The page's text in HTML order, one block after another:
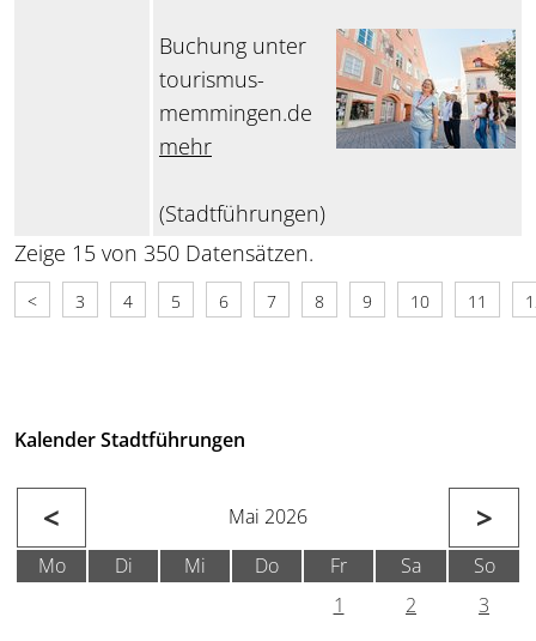
Buchung unter
tourismus-
memmingen.de
mehr
(Stadtführungen)
Zeige 15 von 350 Datensätzen.
< 3 4 5 6 7 8 9 10 11
Kalender Stadtführungen
< Mai 2026 >
Mo Di Mi Do Fr Sa
So
1
2
3